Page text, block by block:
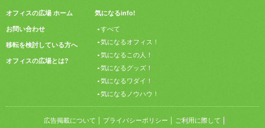
オフィスの広場 ホーム
お問い合わせ
移転を検討している方へ
オフィスの広場とは?
気になるinfo!
すべて
気になるオフィス！
気になるこの人！
気になるグッズ！
気になるワダイ！
気になるノウハウ！
広告掲載について プライバシーポリシー ご利用に際して